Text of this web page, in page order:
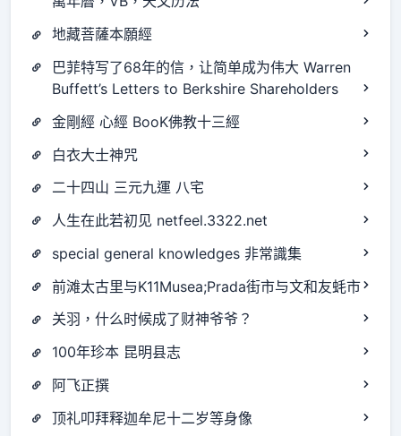
地藏菩薩本願經
巴菲特写了68年的信，让简单成为伟大 Warren
Buffett’s Letters to Berkshire Shareholders
金剛經 心經 BooK佛教十三經
白衣大士神咒
二十四山 三元九運 八宅
人生在此若初见 netfeel.3322.net
special general knowledges 非常識集
前滩太古里与K11Musea;Prada街市与文和友蚝市
关羽，什么时候成了财神爷爷？
100年珍本 昆明县志
阿飞正撰
顶礼叩拜释迦牟尼十二岁等身像